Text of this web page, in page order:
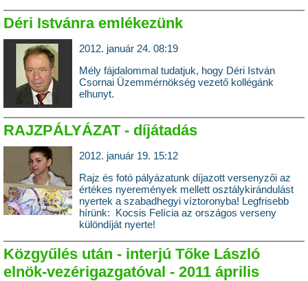
Déri Istvánra emlékezünk
2012. január 24. 08:19
Mély fájdalommal tudatjuk, hogy Déri István
Csornai Üzemmérnökség vezető kollégánk
elhunyt.
RAJZPÁLYÁZAT - díjátadás
2012. január 19. 15:12
Rajz és fotó pályázatunk díjazott versenyzői az
értékes nyeremények mellett osztálykirándulást
nyertek a szabadhegyi víztoronyba! Legfrisebb
hírünk: Kocsis Felícia az országos verseny
különdíját nyerte!
Közgyűlés után - interjú Tőke László
elnök-vezérigazgatóval - 2011 április